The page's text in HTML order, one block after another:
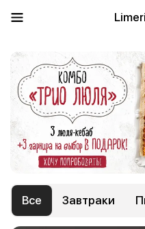
Все Завтраки